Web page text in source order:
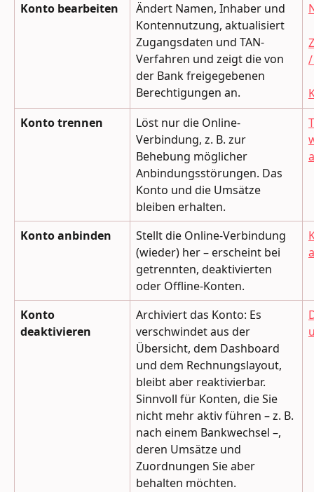
Konto bearbeiten
Ändert Namen, Inhaber und
Kontennutzung, aktualisiert
Zugangsdaten und TAN-
Verfahren und zeigt die von
der Bank freigegebenen
Berechtigungen an.
Konto trennen
Löst nur die Online-
Verbindung, z. B. zur
Behebung möglicher
Anbindungsstörungen. Das
Konto und die Umsätze
bleiben erhalten.
Konto anbinden
Stellt die Online-Verbindung
(wieder) her – erscheint bei
getrennten, deaktivierten
oder Offline-Konten.
Konto
deaktivieren
Archiviert das Konto: Es
verschwindet aus der
Übersicht, dem Dashboard
und dem Rechnungslayout,
bleibt aber reaktivierbar.
Sinnvoll für Konten, die Sie
nicht mehr aktiv führen – z. B.
nach einem Bankwechsel –,
deren Umsätze und
Zuordnungen Sie aber
behalten möchten.